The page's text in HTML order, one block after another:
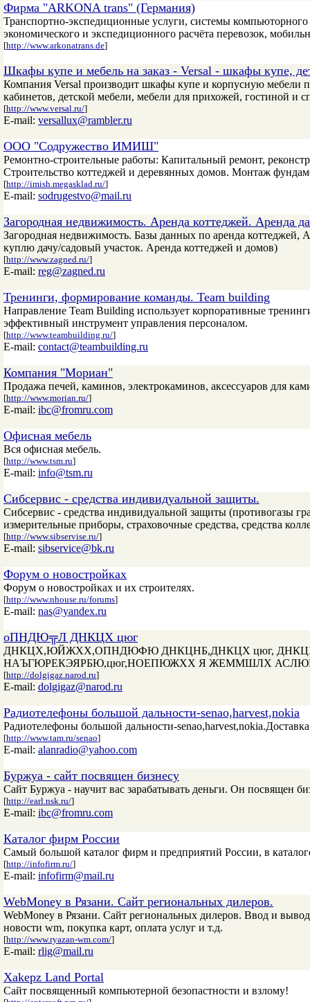
Фирма "ARKONA trans" (Германия)
Транспортно-экспедиционные услуги, системы
экономического и экспедиционного расчёта перевозок,
[http://www.arkonatrans.de]
Шкафы купе и мебель на заказ - Versal - шкафы купе,
Компания Versal производит шкафы купе и корпусную мебели
кабинетов, детской мебели, мебели для прихожей, гостиной и
[http://www.versal.ru/]
E-mail: versallux@rambler.ru
ООО "Содружество ИМИШ"
Ремонтно-строительные работы: Капитальный ремонт,
Строительство коттеджей и деревянных домов. Монтаж
[http://imish.megasklad.ru/]
E-mail: sodrugestvo@mail.ru
Загородная недвижимость. Аренда коттеджей. Аренда
Загородная недвижимость. Базы данных по аренда
куплю дачу/садовый участок. Аренда коттеджей и домов)
[http://www.zagned.ru/]
E-mail: reg@zagned.ru
Тренинги, формирование команды. Team building
Направление Team Building использует корпоративные
эффективный инструмент управления персоналом.
[http://www.teambuilding.ru/]
E-mail: contact@teambuilding.ru
Компания "Мориан"
Продажа печей, каминов, электрокаминов, аксессуаров для
[http://www.morian.ru/]
E-mail: ibc@fromru.com
Офисная мебель
Вся офисная мебель.
[http://www.tsm.ru]
E-mail: info@tsm.ru
Сибсервис - средства индивидуальной защиты.
Сибсервис - средства индивидуальной защиты (противогазы
измерительные приборы, страховочные средства, средства
[http://www.sibservise.ru/]
E-mail: sibservice@bk.ru
Форум о новостройках
Форум о новостройках и их строителях.
[http://www.nhouse.ru/forums]
E-mail: nas@yandex.ru
оПНДЮ╦Л ДНКЦХ цюг
ДНКЦХ,ЮЙЖХХ,ОПНДЮФЮ ДНКЦНБ,ДНКЦХ цюг,
НАЪГЮРЕКЭЯРБЮ,цюг,НОЕПЮЖХХ Я ЖЕММШЛХ
[http://dolgigaz.narod.ru]
E-mail: dolgigaz@narod.ru
Радиотелефоны большой дальности-senao,harvest,nokia
Радиотелефоны большой дальности-
[http://www.tam.ru/senao]
E-mail: alanradio@yahoo.com
Буржуа - сайт посвящен бизнесу
Сайт Буржуа - научит вас зарабатывать деньги. Он посвящен
[http://earl.nsk.ru/]
E-mail: ibc@fromru.com
Каталог фирм России
Самый большой каталог фирм и предприятий России, в
[http://infofirm.ru/]
E-mail: infofirm@mail.ru
WebMoney в Рязани. Сайт региональных дилеров.
WebMoney в Рязани. Сайт региональных дилеров. Ввод и
новости wm, покупка карт, оплата услуг и т.д.
[http://www.ryazan-wm.com/]
E-mail: rlig@mail.ru
Xakepz Land Portal
Сайт посвященный компьютерной безопастности и взлому!